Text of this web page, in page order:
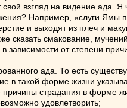
взгляд на видение ада.
Например, «слуги
и выходят из плеч и
сказать смакование,
зависимости от степени
ада. То есть
в такой форме жизни
страдания в форме
удовлетворить;